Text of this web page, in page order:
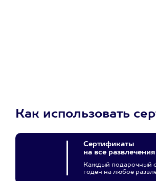
Как использовать
Сертификаты
на все развлечения
Каждый подарочный
годен на любое